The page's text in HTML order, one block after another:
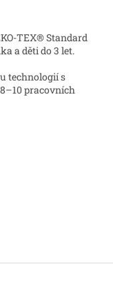
TEX® Standard
a děti do 3 let.
technologií s
pracovních